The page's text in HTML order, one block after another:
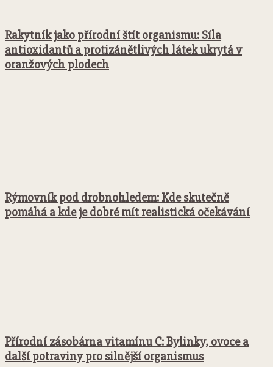
Rakytník jako přírodní štít organismu: Síla
antioxidantů a protizánětlivých látek ukrytá v
oranžových plodech
Rýmovník pod drobnohledem: Kde skutečně
pomáhá a kde je dobré mít realistická očekávání
Přírodní zásobárna vitamínu C: Bylinky, ovoce a
další potraviny pro silnější organismus